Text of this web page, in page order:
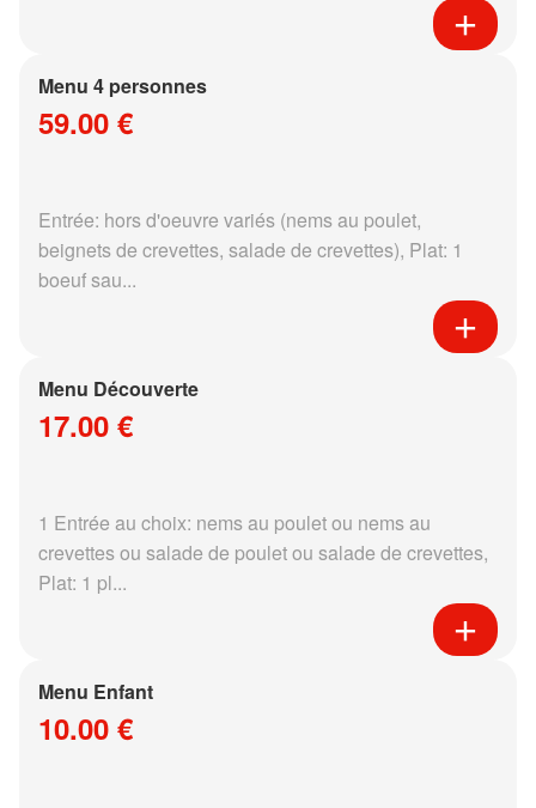
Menu 4 personnes
59.00 €
Entrée: hors d'oeuvre variés (nems au poulet,
beignets de crevettes, salade de crevettes), Plat: 1
boeuf sau...
Menu Découverte
17.00 €
1 Entrée au choix: nems au poulet ou nems au
crevettes ou salade de poulet ou salade de crevettes,
Plat: 1 pl...
Menu Enfant
10.00 €